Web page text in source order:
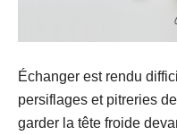
Échanger est rendu
persiflages et pitreries
garder la tête froide